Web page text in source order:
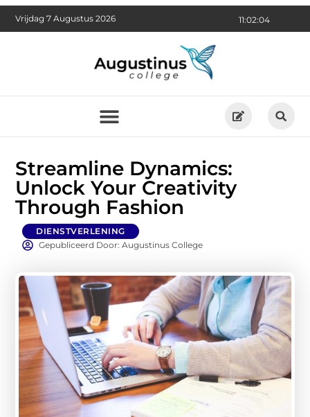
Vrijdag 7 Augustus 2026
Streamline Dynamics:
Unlock Your Creativity
Through Fashion
DIENSTVERLENING
Gepubliceerd Door: Augustinus College